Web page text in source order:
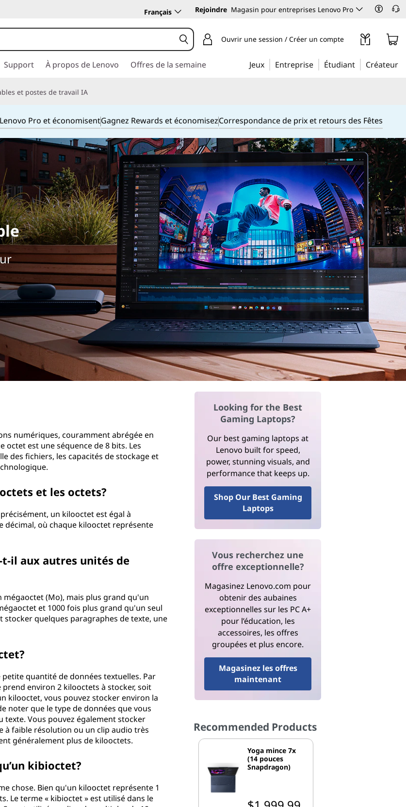
Français Rejoindre Magasin pour entreprises Lenovo Pro
Ouvrir une session / Créer un compte
Support À propos de Lenovo Offres de la semaine Jeux Entreprise Étudiant Créateur
et postes de travail IA
Pro et économisentGagnez Rewards et économisezCorrespondance de prix et retours des Fêtes
numériques, couramment abrégée en
octet est une séquence de 8 bits. Les
des fichiers, les capacités de stockage et
et les octets?
un kilooctet est égal à
décimal, où chaque kilooctet représente
il aux autres unités de
(Mo), mais plus grand qu'un
et 1000 fois plus grand qu'un seul
quelques paragraphes de texte, une
quantité de données textuelles. Par
environ 2 kilooctets à stocker, soit
kilooctet, vous pouvez stocker environ la
noter que le type de données que vous
Vous pouvez également stocker
à faible résolution ou un clip audio très
généralement plus de kilooctets.
kibioctet?
chose. Bien qu'un kilooctet représente 1
Le terme « kibioctet » est utilisé dans le
Looking for the Best
Gaming Laptops?
Our best gaming laptops at
Lenovo built for speed,
power, stunning visuals, and
performance that keeps up.
Shop Our Best Gaming
Laptops
Vous recherchez une
offre exceptionnelle?
Magasinez Lenovo.com pour
obtenir des aubaines
exceptionnelles sur les PC A+
pour l’éducation, les
accessoires, les offres
groupées et plus encore.
Magasinez les offres
maintenant
Recommended Products
Yoga mince 7x
(14 pouces
Snapdragon)